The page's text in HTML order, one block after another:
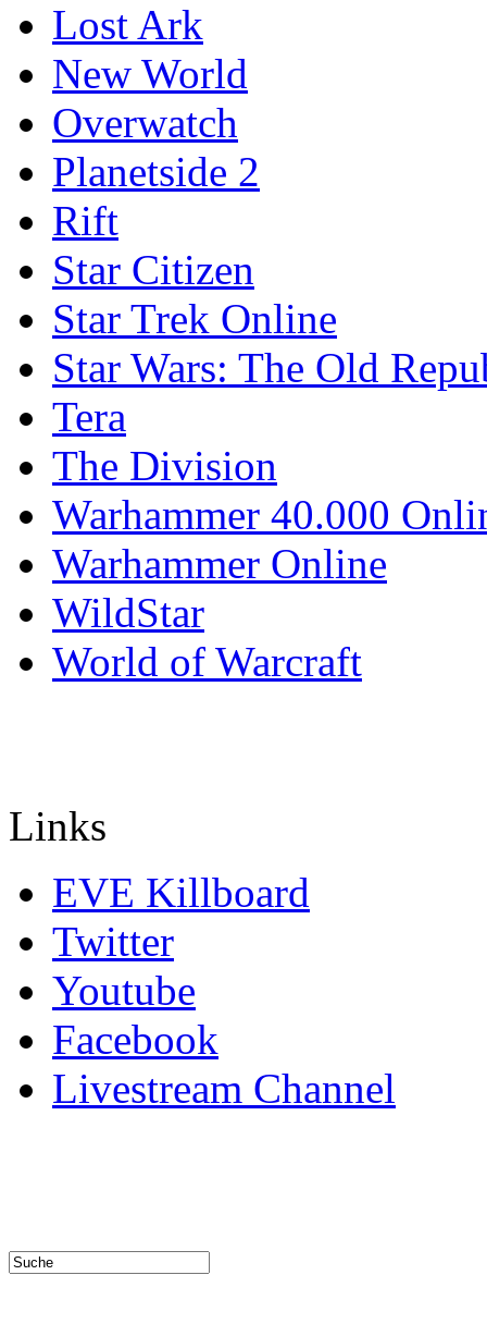
Lost Ark
New World
Overwatch
Planetside 2
Rift
Star Citizen
Star Trek Online
Star Wars: The Old
Tera
The Division
Warhammer 40.000
Warhammer Online
WildStar
World of Warcraft
Links
EVE Killboard
Twitter
Youtube
Facebook
Livestream Channel